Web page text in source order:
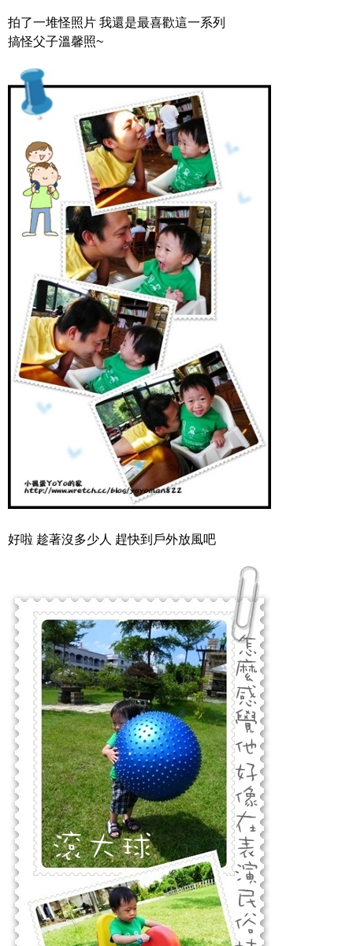
拍了一堆怪照片 我還是最喜歡這一系列
搞怪父子溫馨照~
好啦 趁著沒多少人 趕快到戶外放風吧